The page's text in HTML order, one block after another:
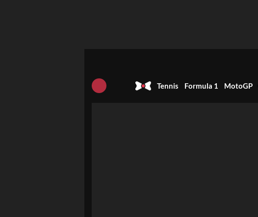
Tennis Formula 1 MotoGP